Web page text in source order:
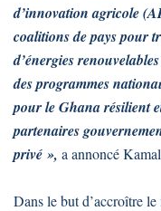
d’innovation agricole
coalitions de pays pour
d’énergies
des programmes
pour le Ghana résilient
partenaires
privé », a annoncé
Dans le but d’accroître